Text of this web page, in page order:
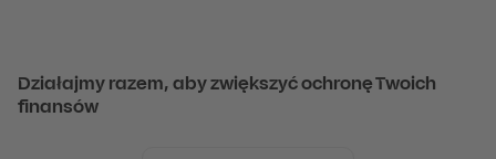
Działajmy razem, aby zwiększyć ochronę Twoich
finansów